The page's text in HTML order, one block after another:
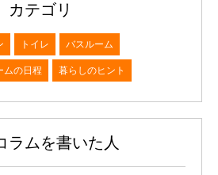
カテゴリ
トイレ バスルーム
ムの日程 暮らしのヒント
ラムを書いた人